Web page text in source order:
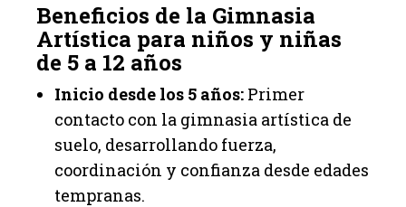
Beneficios de la Gimnasia
Artística para niños y niñas
de 5 a 12 años
Inicio desde los 5 años: Primer
contacto con la gimnasia artística de
suelo, desarrollando fuerza,
coordinación y confianza desde edades
tempranas.